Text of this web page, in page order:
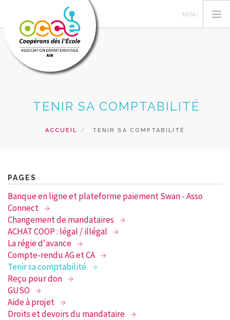
GERER SA COOPERATIVE
RECHERCHER
CONTACT
TENIR SA COMPTABILITÉ
ACCUEIL TENIR SA COMPTABILITÉ
PAGES
Banque en ligne et plateforme paiement Swan - Asso
Connect
Changement de mandataires
ACHAT COOP : légal / illégal
La régie d'avance
Compte-rendu AG et CA
Tenir sa comptabilité
Reçu pour don
GUSO
Aide à projet
Droits et devoirs du mandataire